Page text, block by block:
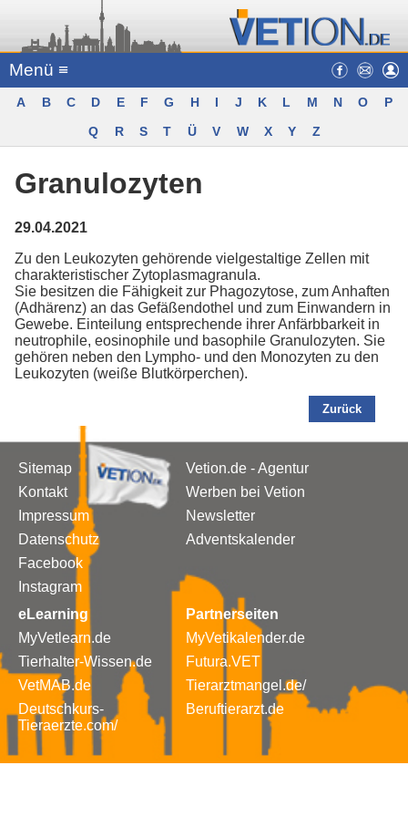
Menü ≡
A B C D E F G H I J K L M N O
P
Q
R S T Ü V W X Y Z
Granulozyten
29.04.2021
Zu den Leukozyten gehörende vielgestaltige Zellen mit
charakteristischer Zytoplasmagranula.
Sie besitzen die Fähigkeit zur Phagozytose, zum Anhaften
(Adhärenz) an das Gefäßendothel und zum Einwandern in
Gewebe. Einteilung entsprechende ihrer Anfärbbarkeit in
neutrophile, eosinophile und basophile Granulozyten. Sie
gehören neben den Lympho- und den Monozyten zu den
Leukozyten (weiße Blutkörperchen).
Zurück
Sitemap
Kontakt
Impressum
Datenschutz
Facebook
Instagram
Vetion.de - Agentur
Werben bei Vetion
Newsletter
Adventskalender
eLearning
MyVetlearn.de
Tierhalter-Wissen.de
VetMAB.de
Deutschkurs-
Tieraerzte.com/
Partnerseiten
MyVetikalender.de
Futura.VET
Tierarztmangel.de/
Beruftierarzt.de